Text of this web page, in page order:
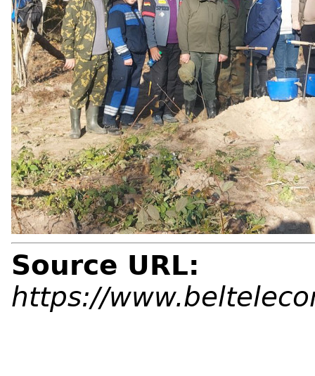
Source URL:
https://